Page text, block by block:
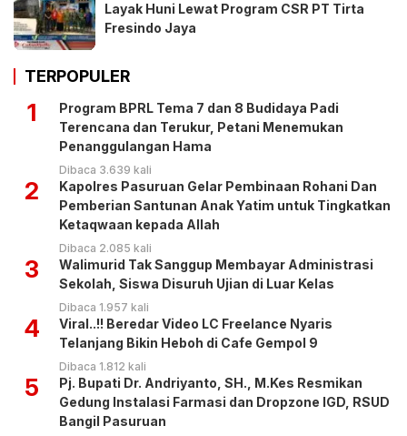
Layak Huni Lewat Program CSR PT Tirta
Fresindo Jaya
TERPOPULER
1
Program BPRL Tema 7 dan 8 Budidaya Padi
Terencana dan Terukur, Petani Menemukan
Penanggulangan Hama
Dibaca 3.639 kali
2
Kapolres Pasuruan Gelar Pembinaan Rohani Dan
Pemberian Santunan Anak Yatim untuk Tingkatkan
Ketaqwaan kepada Allah
Dibaca 2.085 kali
3
Walimurid Tak Sanggup Membayar Administrasi
Sekolah, Siswa Disuruh Ujian di Luar Kelas
Dibaca 1.957 kali
4
Viral..!! Beredar Video LC Freelance Nyaris
Telanjang Bikin Heboh di Cafe Gempol 9
Dibaca 1.812 kali
5
Pj. Bupati Dr. Andriyanto, SH., M.Kes Resmikan
Gedung Instalasi Farmasi dan Dropzone IGD, RSUD
Bangil Pasuruan